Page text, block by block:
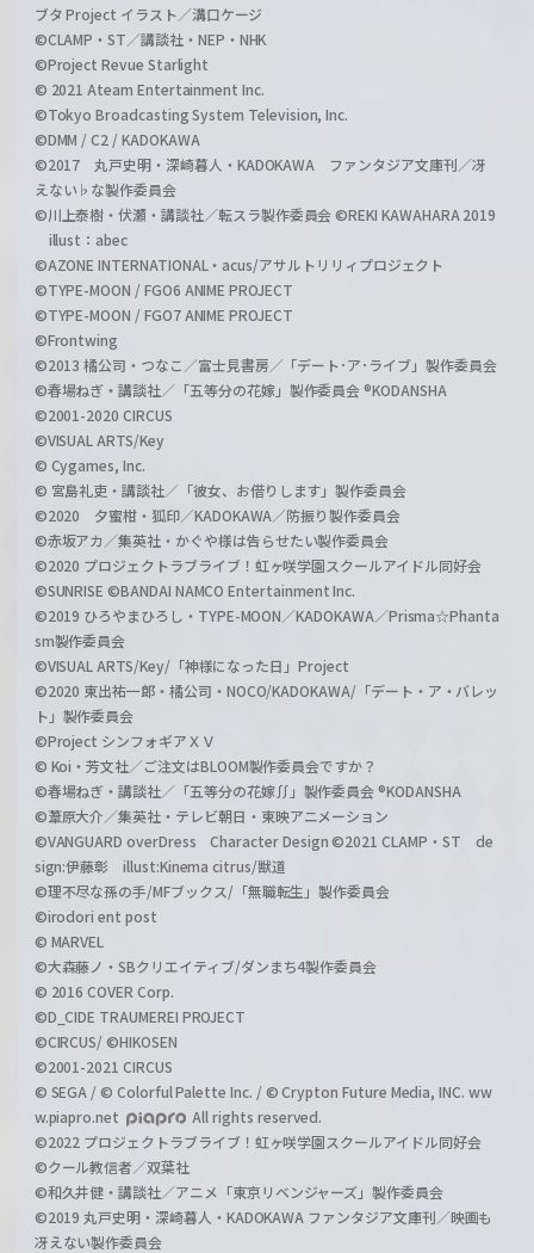
ブタ Project イラスト／溝口ケージ
©CLAMP・ST／講談社・NEP・NHK
©Project Revue Starlight
© 2021 Ateam Entertainment Inc.
©Tokyo Broadcasting System Television, Inc.
©DMM / C2 / KADOKAWA
©2017 丸戸史明・深崎暮人・KADOKAWA ファンタジア文庫刊／冴
えない♭な製作委員会
©川上泰樹・伏瀬・講談社／転スラ製作委員会 ©REKI KAWAHARA 2019
illust：abec
©AZONE INTERNATIONAL・acus/アサルトリリィプロジェクト
©TYPE-MOON / FGO6 ANIME PROJECT
©TYPE-MOON / FGO7 ANIME PROJECT
©Frontwing
©2013 橘公司・つなこ／富士見書房／「デート･ア･ライブ」製作委員会
©春場ねぎ・講談社／「五等分の花嫁」製作委員会 ®KODANSHA
©2001-2020 CIRCUS
©VISUAL ARTS/Key
© Cygames, Inc.
© 宮島礼吏・講談社／「彼女、お借りします」製作委員会
©2020 夕蜜柑・狐印／KADOKAWA／防振り製作委員会
©赤坂アカ／集英社・かぐや様は告らせたい製作委員会
©2020 プロジェクトラブライブ！虹ヶ咲学園スクールアイドル同好会
©SUNRISE ©BANDAI NAMCO Entertainment Inc.
©2019 ひろやまひろし・TYPE-MOON／KADOKAWA／Prisma☆Phanta
sm製作委員会
©VISUAL ARTS/Key/「神様になった日」Project
©2020 東出祐一郎・橘公司・NOCO/KADOKAWA/「デート・ア・バレッ
ト」製作委員会
©Project シンフォギアＸＶ
© Koi・芳文社／ご注文はBLOOM製作委員会ですか？
©春場ねぎ・講談社／「五等分の花嫁∬」製作委員会 ®KODANSHA
©葦原大介／集英社・テレビ朝日・東映アニメーション
©VANGUARD overDress Character Design ©2021 CLAMP・ST de
sign:伊藤彰 illust:Kinema citrus/獣道
©理不尽な孫の手/MFブックス/「無職転生」製作委員会
©irodori ent post
© MARVEL
©大森藤ノ・SBクリエイティブ/ダンまち4製作委員会
© 2016 COVER Corp.
©D_CIDE TRAUMEREI PROJECT
©CIRCUS/ ©HIKOSEN
©2001-2021 CIRCUS
© SEGA / © Colorful Palette Inc. / © Crypton Future Media, INC. ww
w.piapro.net
All rights reserved.
©2022 プロジェクトラブライブ！虹ヶ咲学園スクールアイドル同好会
©クール教信者／双葉社
©和久井健・講談社／アニメ「東京リベンジャーズ」製作委員会
©2019 丸戸史明・深崎暮人・KADOKAWA ファンタジア文庫刊／映画も
冴えない製作委員会